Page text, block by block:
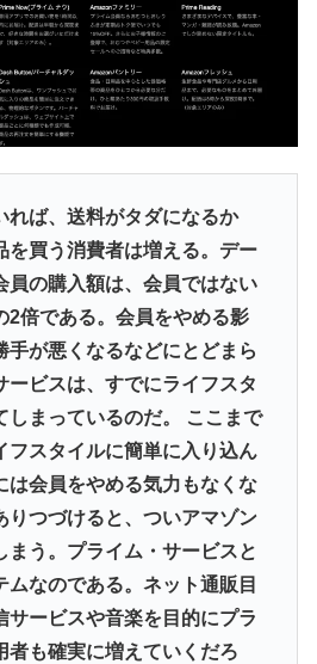
れば、送料がタダになるか
を買う消費者は増える。デー
員の購入額は、会員ではない
2倍である。会員をやめる影
手が悪くなるなどにとどまら
ービスは、すでにライフスタ
しまっているのだ。 ここまで
フスタイルに簡単に入り込ん
は会員をやめる気力もなくな
りつづけると、ついアマゾン
まう。プライム・サービスと
ムなのである。ネット通販目
サービスや音楽を目的にプラ
者も確実に増えていくだろ